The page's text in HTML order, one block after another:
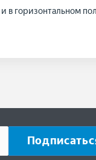
в горизонтальном